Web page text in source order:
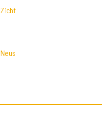
Zicht
Neus